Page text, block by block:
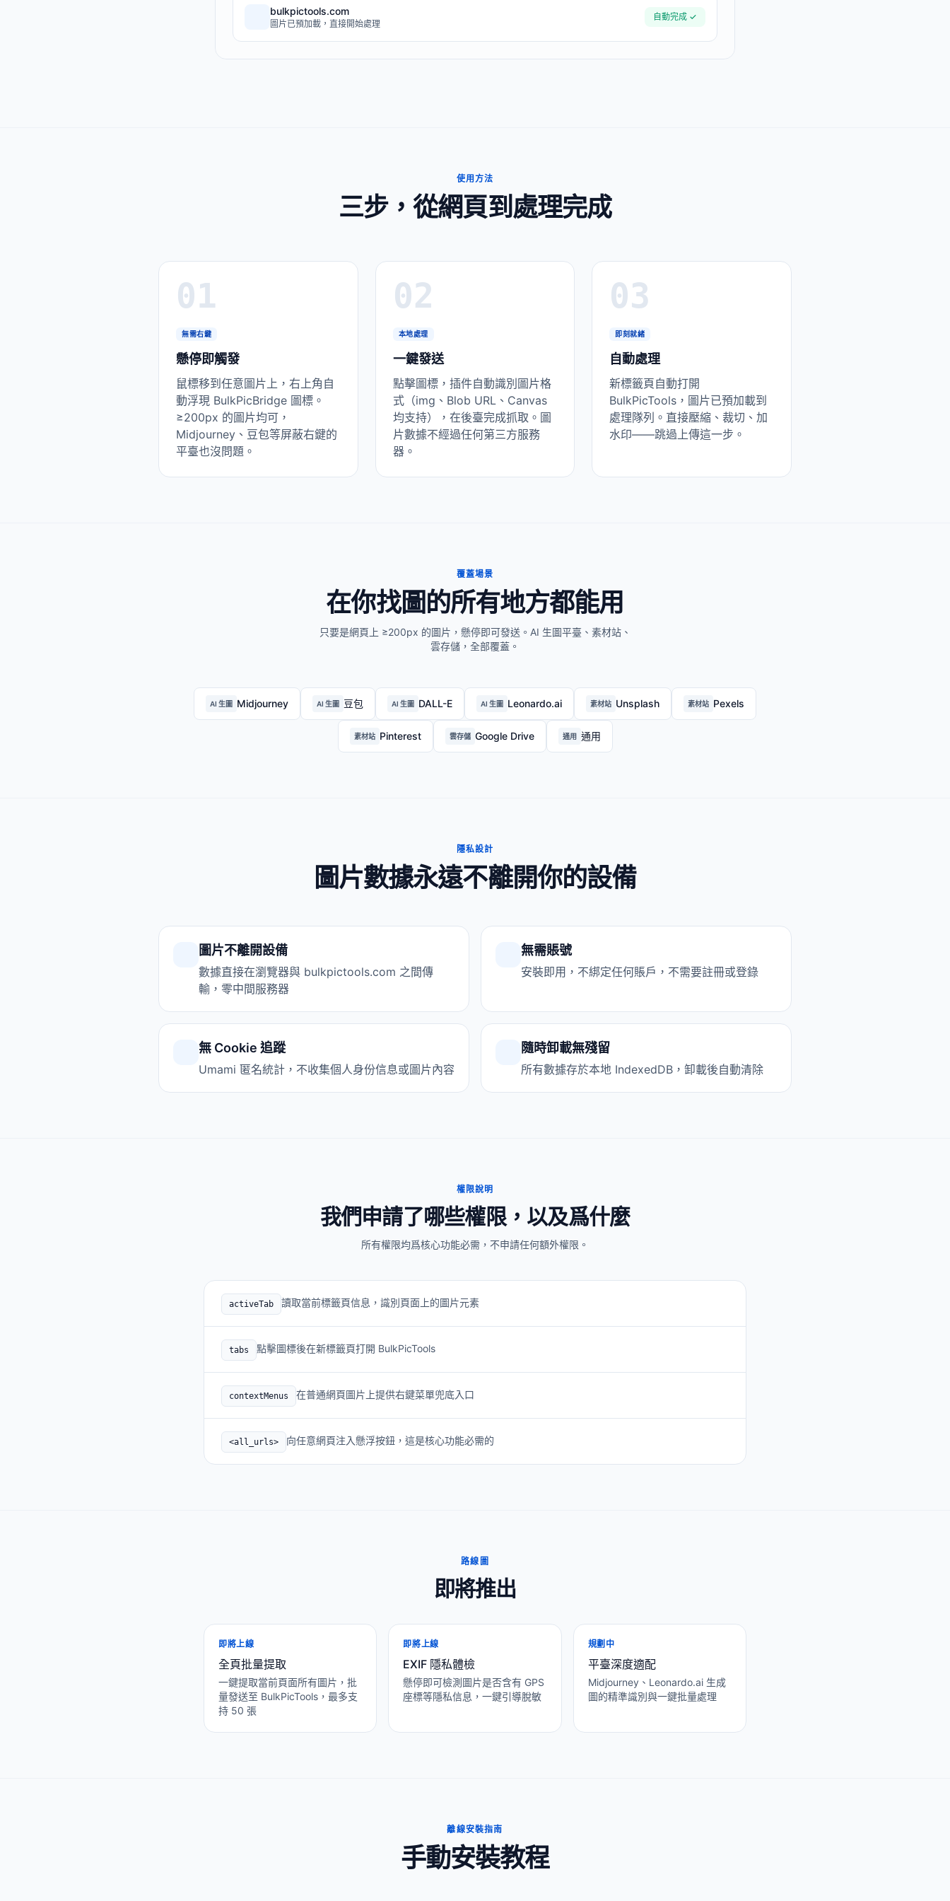
bulkpictools.com
圖片已預加載，直接開始處理
自動完成 ✓
使用方法
三步，從網頁到處理完成
01
無需右鍵
懸停即觸發
鼠標移到任意圖片上，右上角自
動浮現 BulkPicBridge 圖標。
≥200px 的圖片均可，
Midjourney、豆包等屏蔽右鍵的
平臺也沒問題。
02
本地處理
一鍵發送
點擊圖標，插件自動識別圖片格
式（img、Blob URL、Canvas
均支持），在後臺完成抓取。圖
片數據不經過任何第三方服務
器。
03
即刻就緒
自動處理
新標籤頁自動打開
BulkPicTools，圖片已預加載到
處理隊列。直接壓縮、裁切、加
水印——跳過上傳這一步。
覆蓋場景
在你找圖的所有地方都能用
只要是網頁上 ≥200px 的圖片，懸停即可發送。AI 生圖平臺、素材站、
雲存儲，全部覆蓋。
AI 生圖 Midjourney AI 生圖 豆包 AI 生圖 DALL-E AI 生圖 Leonardo.ai 素材站 Unsplash 素材站 Pexels
素材站 Pinterest 雲存儲 Google Drive 通用 通用
隱私設計
圖片數據永遠不離開你的設備
圖片不離開設備
數據直接在瀏覽器與 bulkpictools.com 之間傳
輸，零中間服務器
無需賬號
安裝即用，不綁定任何賬戶，不需要註冊或登錄
無 Cookie 追蹤
Umami 匿名統計，不收集個人身份信息或圖片內容
隨時卸載無殘留
所有數據存於本地 IndexedDB，卸載後自動清除
權限說明
我們申請了哪些權限，以及爲什麼
所有權限均爲核心功能必需，不申請任何額外權限。
activeTab 讀取當前標籤頁信息，識別頁面上的圖片元素
tabs 點擊圖標後在新標籤頁打開 BulkPicTools
contextMenus 在普通網頁圖片上提供右鍵菜單兜底入口
<all_urls> 向任意網頁注入懸浮按鈕，這是核心功能必需的
路線圖
即將推出
即將上線
全頁批量提取
一鍵提取當前頁面所有圖片，批
量發送至 BulkPicTools，最多支
持 50 張
即將上線
EXIF 隱私體檢
懸停即可檢測圖片是否含有 GPS
座標等隱私信息，一鍵引導脫敏
規劃中
平臺深度適配
Midjourney、Leonardo.ai 生成
圖的精準識別與一鍵批量處理
離線安裝指南
手動安裝教程